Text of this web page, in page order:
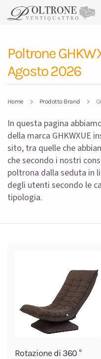
Poltrone
Agosto 2026
Home Prodotto Brand
In questa pagina
della marca GHKWXUE
sito, tra quelle che
che secondo i nostri
poltrona dalla seduta in
degli utenti secondo le
tipologia.
Rotazione di 360 °